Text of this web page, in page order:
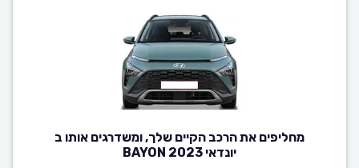
מחליפים את הרכב הקיים שלך, ומשדרגים אותו ב
יונדאי BAYON 2023